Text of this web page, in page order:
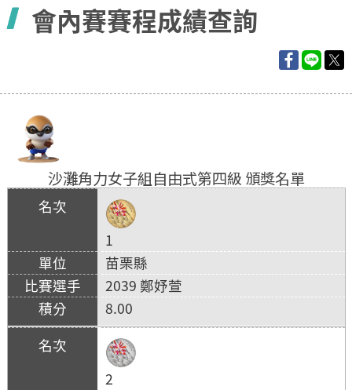
會內賽賽程成績查詢
沙灘角力女子組自由式第四級 頒獎名單
1
苗栗縣
2039 鄭妤萱
8.00
2